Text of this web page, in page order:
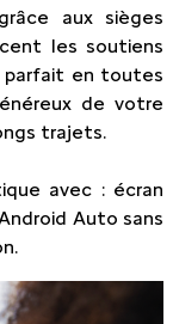
grâce aux sièges
les soutiens
parfait en toutes
de votre
trajets.
avec : écran
Auto sans